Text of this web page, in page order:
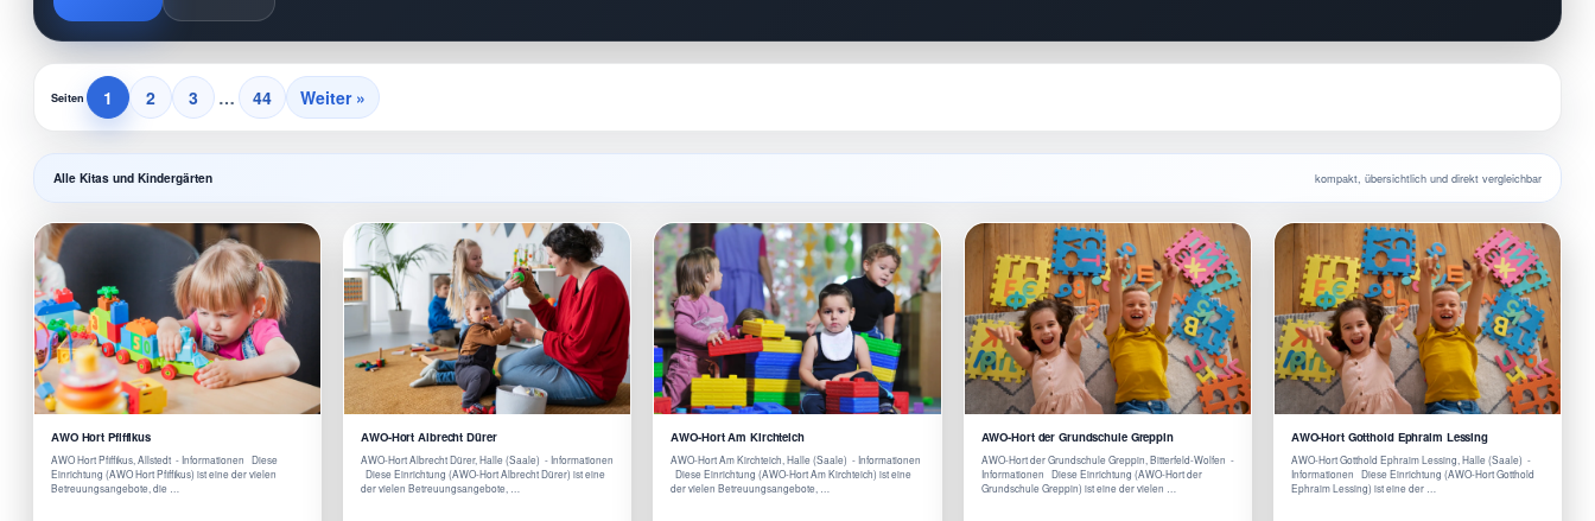
Seiten 1 2 3 … 44 Weiter »
Alle Kitas und Kindergärten kompakt, übersichtlich und direkt vergleichbar
AWO Hort Pfiffikus
AWO Hort Pfiffikus, Allstedt - Informationen Diese
Einrichtung (AWO Hort Pfiffikus) ist eine der vielen
Betreuungsangebote, die …
AWO-Hort Albrecht Dürer
AWO-Hort Albrecht Dürer, Halle (Saale) - Informationen
Diese Einrichtung (AWO-Hort Albrecht Dürer) ist eine
der vielen Betreuungsangebote, …
AWO-Hort Am Kirchteich
AWO-Hort Am Kirchteich, Halle (Saale) - Informationen
Diese Einrichtung (AWO-Hort Am Kirchteich) ist eine
der vielen Betreuungsangebote, …
AWO-Hort der Grundschule Greppin
AWO-Hort der Grundschule Greppin, Bitterfeld-Wolfen -
Informationen Diese Einrichtung (AWO-Hort der
Grundschule Greppin) ist eine der vielen …
AWO-Hort Gotthold Ephraim Lessing
AWO-Hort Gotthold Ephraim Lessing, Halle (Saale) -
Informationen Diese Einrichtung (AWO-Hort Gotthold
Ephraim Lessing) ist eine der …